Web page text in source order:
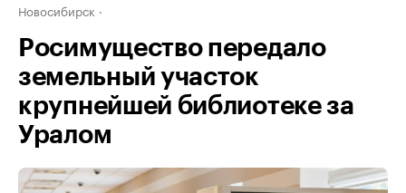
Новосибирск
Росимущество передало
земельный участок
крупнейшей библиотеке за
Уралом